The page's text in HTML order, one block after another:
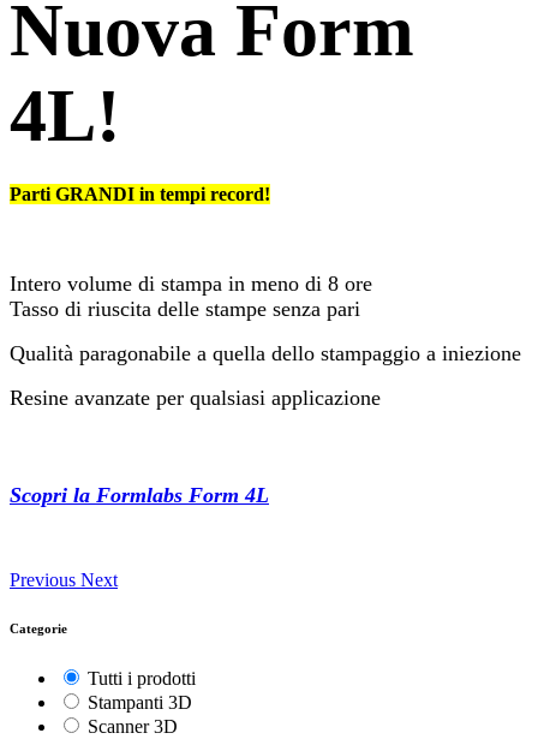
Nuova Form
4L!
Parti GRANDI in tempi record!
Intero volume di stampa in meno di 8 ore
Tasso di riuscita delle stampe senza pari
Qualità paragonabile a quella dello stampaggio a iniezione
Resine avanzate per qualsiasi applicazione​
Scopri la Formlabs Form 4L
Previous Next
Categorie
Tutti i prodotti
Stampanti 3D
Scanner 3D